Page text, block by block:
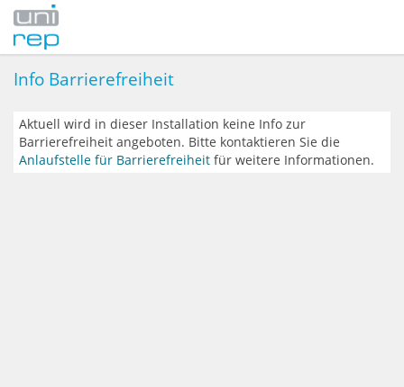
Info Barrierefreiheit
Aktuell wird in dieser Installation keine Info zur
Barrierefreiheit angeboten. Bitte kontaktieren Sie die
Anlaufstelle für Barrierefreiheit für weitere Informationen.